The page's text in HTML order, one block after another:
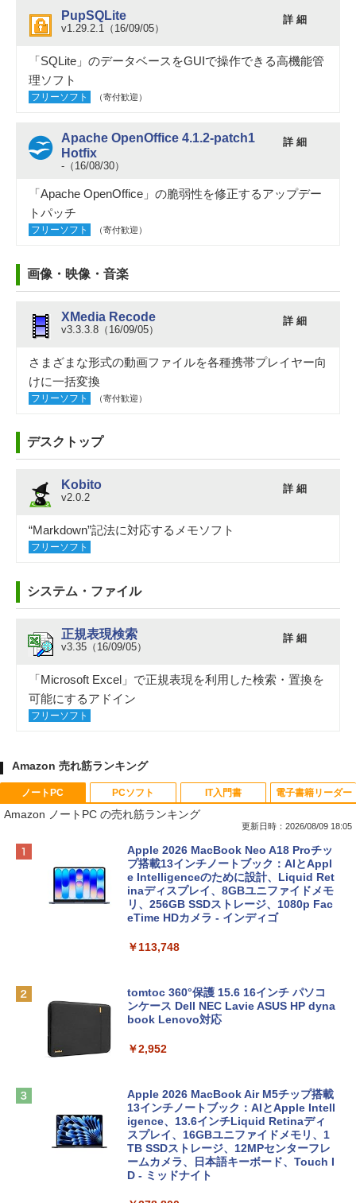
PupSQLite
v1.29.2.1（16/09/05）
詳 細
「SQLite」のデータベースをGUIで操作できる高機能管
理ソフト
フリーソフト （寄付歓迎）
Apache OpenOffice 4.1.2-patch1
Hotfix
‐（16/08/30）
詳 細
「Apache OpenOffice」の脆弱性を修正するアップデー
トパッチ
フリーソフト （寄付歓迎）
画像・映像・音楽
XMedia Recode
v3.3.3.8（16/09/05）
詳 細
さまざまな形式の動画ファイルを各種携帯プレイヤー向
けに一括変換
フリーソフト （寄付歓迎）
デスクトップ
Kobito
v2.0.2
詳 細
“Markdown”記法に対応するメモソフト
フリーソフト
システム・ファイル
正規表現検索
v3.35（16/09/05）
詳 細
「Microsoft Excel」で正規表現を利用した検索・置換を
可能にするアドイン
フリーソフト
Amazon 売れ筋ランキング
ノートPC
Amazon ノートPC の売れ筋ランキング
更新日時：2026/08/09 18:05
Apple 2026 MacBook Neo A18 Proチッ
プ搭載13インチノートブック：AIとAppl
e Intelligenceのために設計、Liquid Ret
inaディスプレイ、8GBユニファイドメモ
リ、256GB SSDストレージ、1080p Fac
eTime HDカメラ - インディゴ
￥113,748
tomtoc 360°保護 15.6 16インチ パソコ
ンケース Dell NEC Lavie ASUS HP dyna
book Lenovo対応
￥2,952
Apple 2026 MacBook Air M5チップ搭載
13インチノートブック：AIとApple Intell
igence、13.6インチLiquid Retinaディ
スプレイ、16GBユニファイドメモリ、1
TB SSDストレージ、12MPセンターフレ
ームカメラ、日本語キーボード、Touch I
D - ミッドナイト
PCソフト IT入門書 電子書籍リーダー